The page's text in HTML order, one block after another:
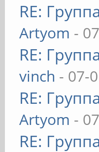
RE:
Artyom -
RE:
vinch - 07-
RE:
Artyom -
RE: